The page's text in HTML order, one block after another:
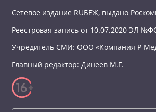
Сетевое издание RUБЕЖ, выдано
Реестровая запись от 10.07.2020 ЭЛ
Учредитель СМИ: ООО «Компания Р-
Главный редактор: Динеев М.Г.